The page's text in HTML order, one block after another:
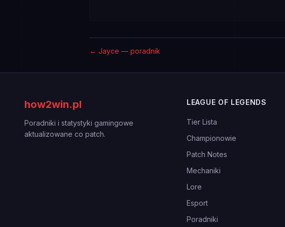
← Jayce — poradnik
how2win.pl
Poradniki i statystyki gamingowe
aktualizowane co patch.
LEAGUE OF LEGENDS
Tier Lista
Championowie
Patch Notes
Mechaniki
Lore
Esport
Poradniki